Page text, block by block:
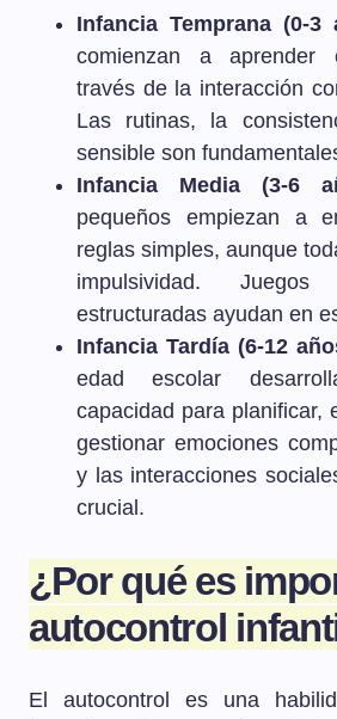
Infancia Temprana (0-3
comienzan a aprender
través de la interacción
Las rutinas, la
sensible son
Infancia Media (3-6
pequeños empiezan a
reglas simples, aunque
impulsividad.
estructuradas ayudan en
Infancia Tardía (6-12
edad escolar
capacidad para planificar,
gestionar emociones
y las interacciones
crucial.
¿Por qué es
autocontrol
El autocontrol es una